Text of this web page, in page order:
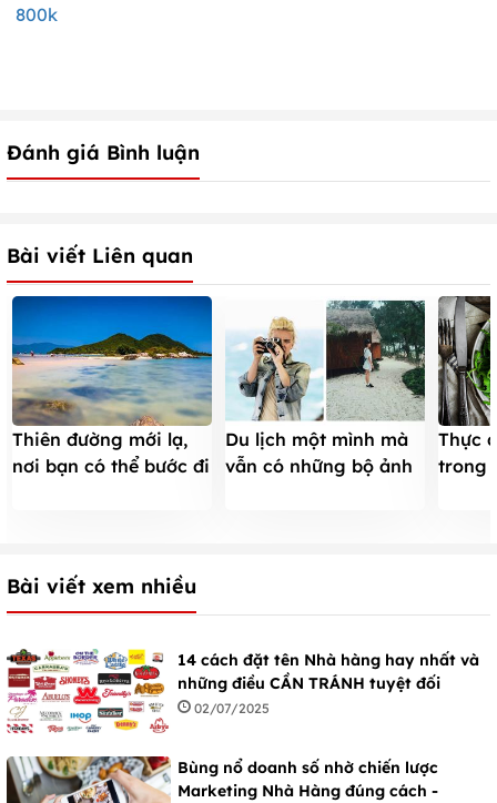
800k
Đánh giá Bình luận
Bài viết Liên quan
Thiên đường mới lạ,
nơi bạn có thể bước đi
Du lịch một mình mà
vẫn có những bộ ảnh
Thực
trong
Bài viết xem nhiều
14 cách đặt tên Nhà hàng hay nhất và
những điều CẦN TRÁNH tuyệt đối
02/07/2025
Bùng nổ doanh số nhờ chiến lược
Marketing Nhà Hàng đúng cách -